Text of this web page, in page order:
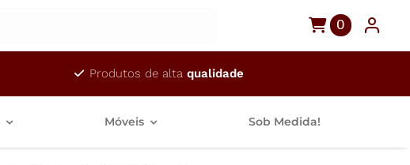
0
Produtos de altaqualidade
Móveis Sob Medida!